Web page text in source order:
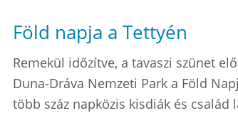
Föld napja a Tettyén
Remekül időzítve, a tavaszi szünet
Duna-Dráva Nemzeti Park a Föld
több száz napközis kisdiák és család